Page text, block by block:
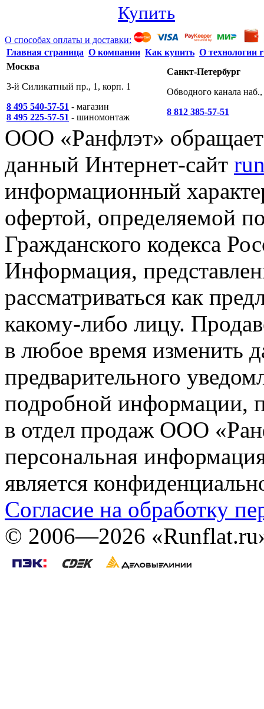
Купить
О способах оплаты и доставки:
Главная страница О компании Как купить О технологии
Москва
3-й Силикатный пр., 1, корп. 1
8 495 540-57-51 - магазин
8 495 225-57-51 - шиномонтаж
Санкт-Петербург
Обводного канала
8 812 385-57-51
ООО «Ранфлэт»
данный Интернет-сайт
информационный
офертой, определяемой
Гражданского кодекса
Информация,
рассматриваться как
какому-либо лицу.
в любое время изменить
предварительного
подробной информации,
в отдел продаж ООО
персональная
является
Согласие на обработку
© 2006—2026